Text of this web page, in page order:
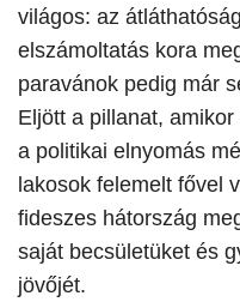
világos: az
elszámoltatás kora
paravánok pedig már
Eljött a pillanat,
a politikai elnyomás
lakosok felemelt fővel
fideszes hátország
saját becsületüket és
jövőjét.